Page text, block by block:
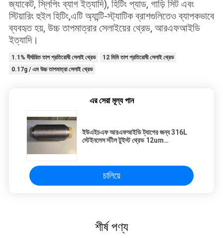
জ্যাকেট, স্লিপিং ব্যাগ ইত্যাদি), হিটিং প্যাড, গাড়ি সিট এবং
স্টিয়ারিং হুইল হিটিং,এটি অ্যান্টি-স্ট্যাটিক ব্রাশগুলিতেও ব্যাপকভাবে
ব্যবহৃত হয়, উচ্চ তাপমাত্রার সেলাইয়ের থ্রেড, আরএফআইডি
ইত্যাদি।
1.1% দীর্ঘায়িত তাপ প্রতিরোধী সেলাই থ্রেড
12 মিমি তাপ প্রতিরোধী সেলাই থ্রেড
0.17g / এম উচ্চ তাপমাত্রা সেলাই থ্রেড
এর সেরা মূল্য পান
ইউএইচএফ আরএফআইডি ট্যাগের জন্য 316L
স্টেইনলেস স্টীল টুইস্ট থ্রেড 12um
চালিয়ে
শীর্ষ পণ্য